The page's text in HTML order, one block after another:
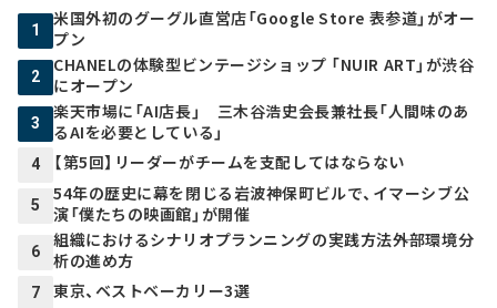
1
米国外初のグーグル直営店「Google Store 表参道」がオー
プン
2
CHANELの体験型ビンテージショップ 「NUIR ART」が渋谷
にオープン
3
楽天市場に「AI店長」 三木谷浩史会長兼社長「人間味のあ
るAIを必要としている」
4 【第5回】リーダーがチームを支配してはならない
5
54年の歴史に幕を閉じる岩波神保町ビルで、イマーシブ公
演「僕たちの映画館」が開催
6
組織におけるシナリオプランニングの実践方法――外部環境分
析の進め方
7 東京、ベストベーカリー3選